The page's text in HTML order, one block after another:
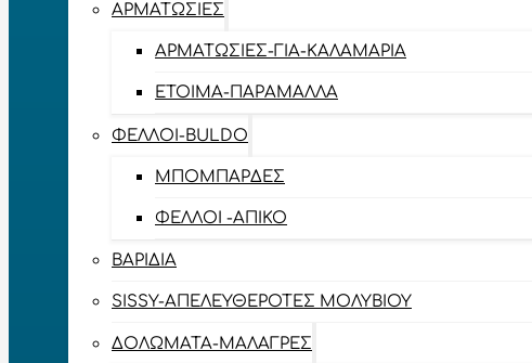
ΑΡΜΑΤΩΣΙΈΣ
ΑΡΜΑΤΩΣΙΈΣ-ΓΙΑ-ΚΑΛΑΜΆΡΙΑ
ΈΤΟΙΜΑ-ΠΑΡΆΜΑΛΛΑ
ΦΕΛΛΟΊ-BULDO
ΜΠΟΜΠΆΡΔΕΣ
ΦΕΛΛΟΊ -ΑΠΊΚΟ
ΒΑΡΊΔΙΑ
SISSY-ΑΠΕΛΕΥΘΕΡΟΤΈΣ ΜΟΛΥΒΙΟΎ
ΔΟΛΏΜΑΤΑ-ΜΑΛΆΓΡΕΣ